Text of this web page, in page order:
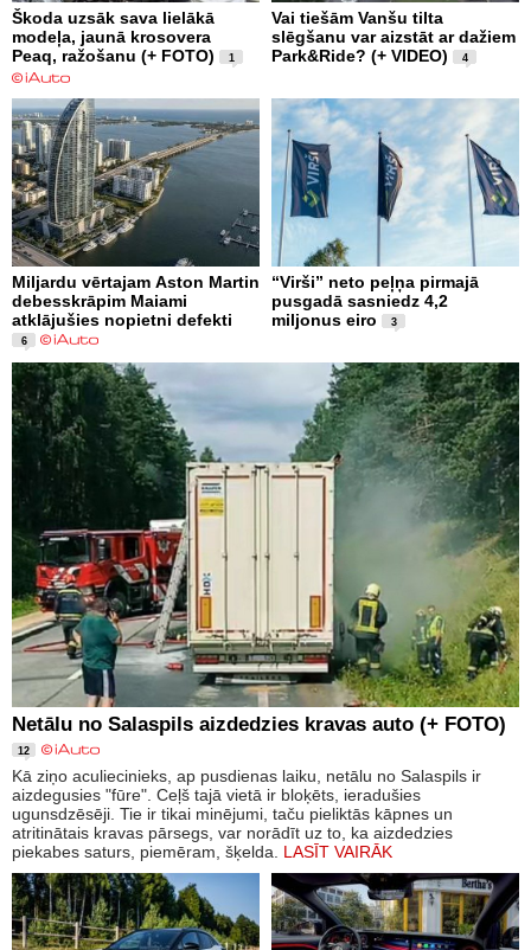
Škoda uzsāk sava lielākā
modeļa, jaunā krosovera
Peaq, ražošanu (+ FOTO)
1
Vai tiešām Vanšu tilta
slēgšanu var aizstāt ar dažiem
Park&Ride? (+ VIDEO)
4
Miljardu vērtajam Aston Martin
debesskrāpim Maiami
atklājušies nopietni defekti
6
“Virši” neto peļņa pirmajā
pusgadā sasniedz 4,2
miljonus eiro
3
Netālu no Salaspils aizdedzies kravas auto (+ FOTO)
12
Kā ziņo aculiecinieks, ap pusdienas laiku, netālu no Salaspils ir
aizdegusies "fūre". Ceļš tajā vietā ir bloķēts, ieradušies
ugunsdzēsēji. Tie ir tikai minējumi, taču pieliktās kāpnes un
atritinātais kravas pārsegs, var norādīt uz to, ka aizdedzies
piekabes saturs, piemēram, šķelda. LASĪT VAIRĀK